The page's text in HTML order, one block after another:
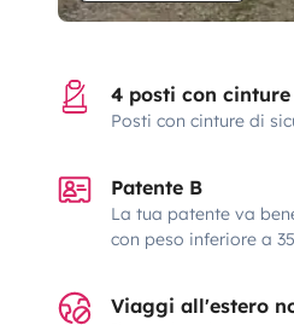
4 posti con cinture
Posti con cinture di
Patente B
La tua patente va
con peso inferiore a
Viaggi all'estero